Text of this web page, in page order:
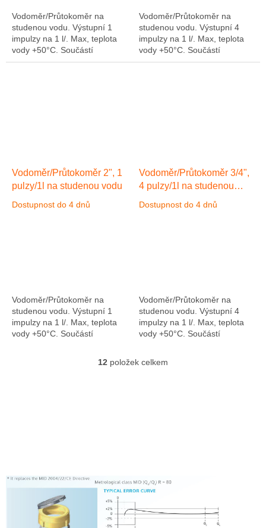
Vodoměr/Průtokoměr na
studenou vodu. Výstupní 1
impulzy na 1 l/. Max, teplota
vody +50°C. Součástí
průtokoměru je kabel délka 3
Vodoměr/Průtokoměr na
studenou vodu. Výstupní 4
impulzy na 1 l/. Max, teplota
vody +50°C. Součástí
průtokoměru je kabel délka 3
Vodoměr/Průtokoměr 2", 1
pulzy/1l na studenou vodu
Dostupnost do 4 dnů
Vodoměr/Průtokoměr na
studenou vodu. Výstupní 1
impulzy na 1 l/. Max, teplota
vody +50°C. Součástí
Vodoměr/Průtokoměr 3/4",
4 pulzy/1l na studenou
max. teplota vody
+50°C
Dostupnost do 4 dnů
Vodoměr/Průtokoměr na
studenou vodu. Výstupní 4
impulzy na 1 l/. Max, teplota
vody +50°C. Součástí
O
v
k
y
v
ý
12 položek celkem